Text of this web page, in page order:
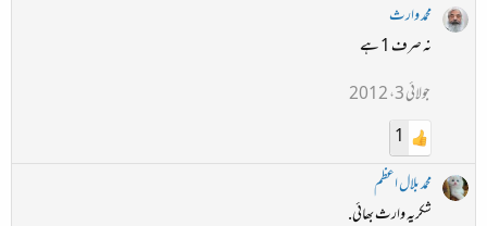
محمد وارث
نہ صرف 1 ہے
جولائی 3، 2012
1
محمد بلال اعظم
شکریہ وارث بھائی.